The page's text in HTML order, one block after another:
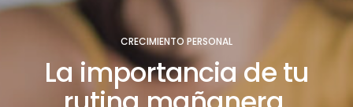
CRECIMIENTO PERSONAL
La importancia de tu